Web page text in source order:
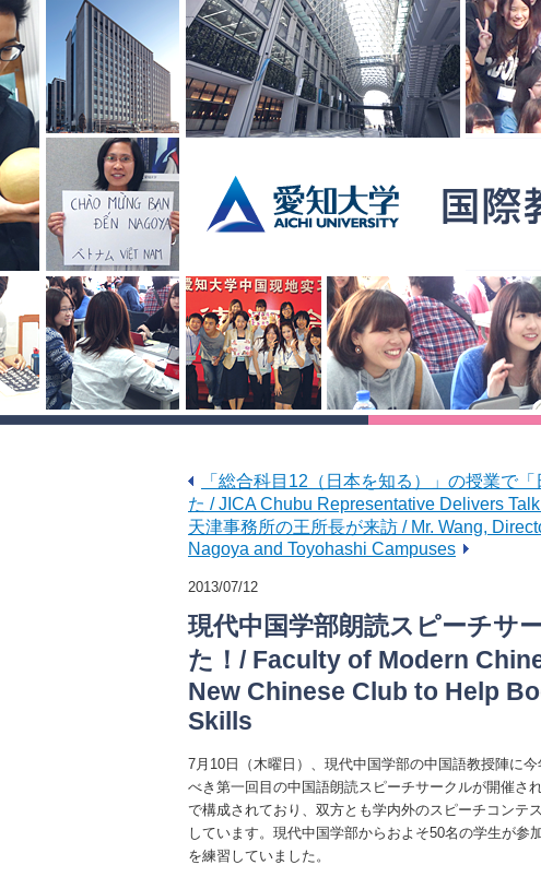
「総合科目12（日本を知る）」の授業で
た / JICA Chubu Representative Delivers
天津事務所の王所長が来訪 / Mr. Wang,
Nagoya and Toyohashi Campuses
2013/07/12
現代中国学部朗読スピーチサ
た！/ Faculty of Modern
New Chinese Club to Help
Skills
7月10日（木曜日）、現代中国学部の中国語教授陣に
べき第一回目の中国語朗読スピーチサークルが開催さ
で構成されており、双方とも学内外のスピーチコンテ
しています。現代中国学部からおよそ50名の学生が
を練習していました。